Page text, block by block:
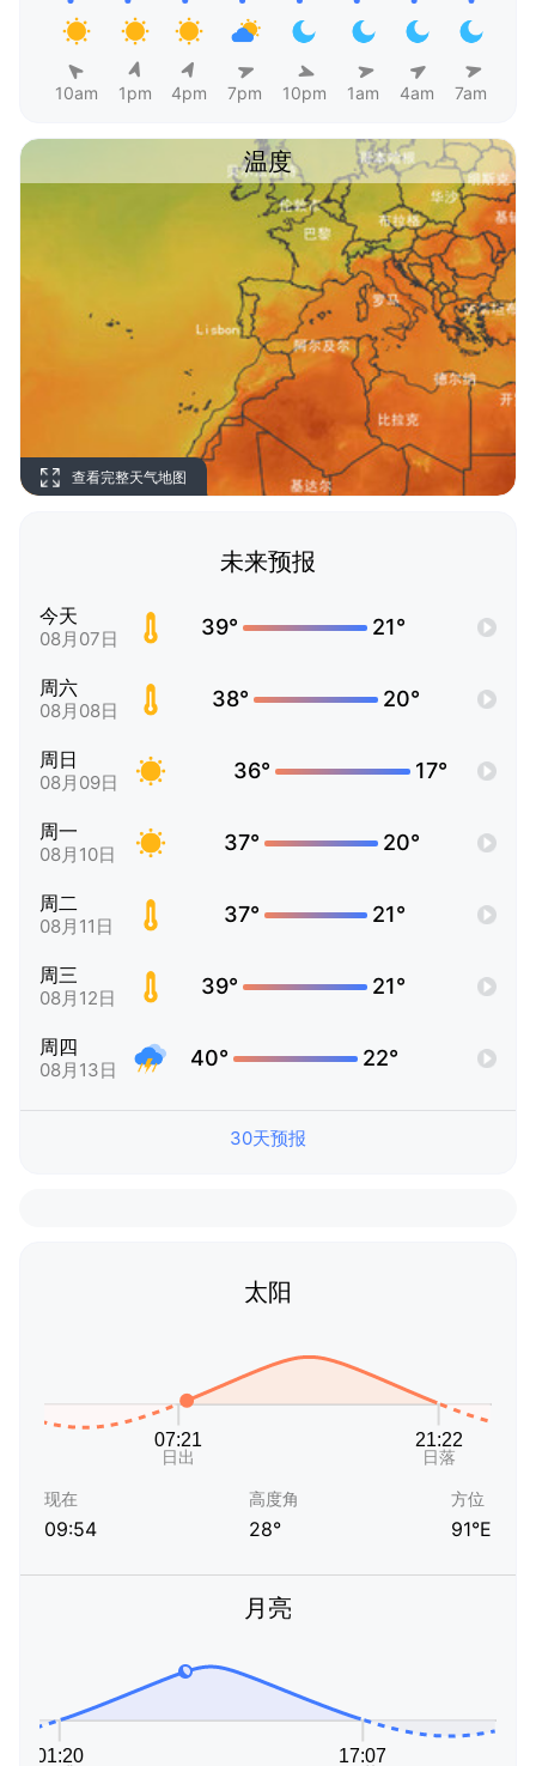
10am 1pm 4pm 7pm 10pm 1am 4am 7am
温度
查看完整天气地图
未来预报
今天
08月07日 39° 21°
周六
08月08日 38° 20°
周日
08月09日 36° 17°
周一
08月10日 37° 20°
周二
08月11日 37° 21°
周三
08月12日 39° 21°
周四
08月13日 40° 22°
30天预报
太阳
现在
09:54
高度角
28°
方位
91°E
月亮